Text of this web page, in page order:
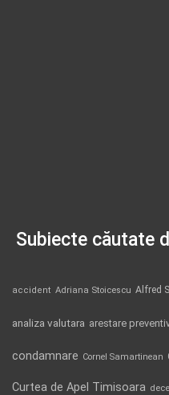
Subiecte căutate
accident Adriana Stoicescu Alfred
analiza valutara arestare
condamnare Cornel Samartinean
Curtea de Apel Timisoara